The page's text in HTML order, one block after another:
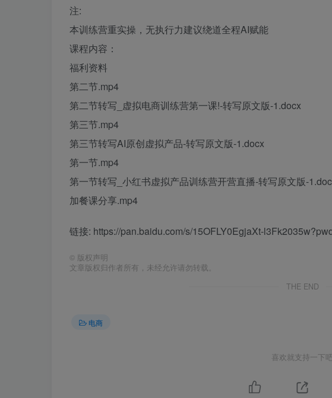
注:
本训练营重实操，无执行力建议绕道全程AI赋能
课程内容：
福利资料
第二节.mp4
第二节转写_虚拟电商训练营第一课!-转写原文版-1.docx
第三节.mp4
第三节转写AI原创虚拟产品-转写原文版-1.docx
第一节.mp4
第一节转写_小红书虚拟产品训练营开营直播-转写原文版-
加餐课分享.mp4
链接: https://pan.baidu.com/s/15OFLY0EgjaXt-
© 版权声明
文章版权归作者所有，未经允许请勿转载。
THE END
电商
喜欢就支持一下